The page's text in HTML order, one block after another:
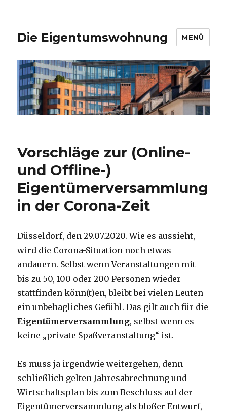
Die Eigentumswohnung MENÜ
Vorschläge zur (Online-
und Offline-)
Eigentümerversammlung
in der Corona-Zeit
Düsseldorf, den 29.07.2020. Wie es aussieht,
wird die Corona-Situation noch etwas
andauern. Selbst wenn Veranstaltungen mit
bis zu 50, 100 oder 200 Personen wieder
stattfinden könn(t)en, bleibt bei vielen Leuten
ein unbehagliches Gefühl. Das gilt auch für die
Eigentümerversammlung, selbst wenn es
keine „private Spaßveranstaltung“ ist.
Es muss ja irgendwie weitergehen, denn
schließlich gelten Jahresabrechnung und
Wirtschaftsplan bis zum Beschluss auf der
Eigentümerversammlung als bloßer Entwurf,